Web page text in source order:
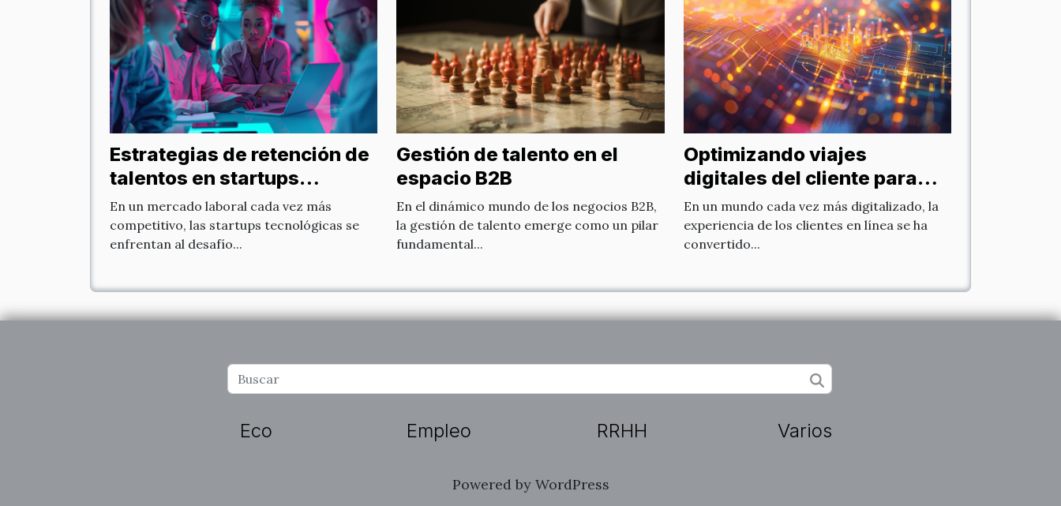
Estrategias de retención de
talentos en startups
tecnológicas para 2023
En un mercado laboral cada vez más
competitivo, las startups tecnológicas se
enfrentan al desafío...
Gestión de talento en el
espacio B2B
En el dinámico mundo de los negocios B2B,
la gestión de talento emerge como un pilar
fundamental...
Optimizando viajes
digitales del cliente para
mejorar la fidelización
En un mundo cada vez más digitalizado, la
experiencia de los clientes en línea se ha
convertido...
Eco Empleo RRHH Varios
Powered by WordPress